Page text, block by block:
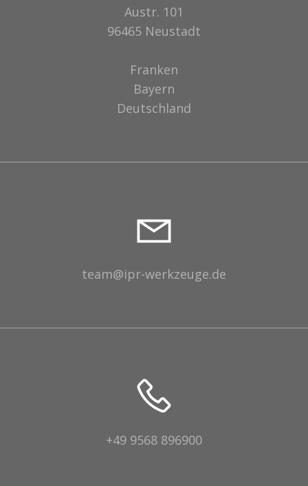
Austr. 101
96465 Neustadt
Franken
Bayern
Deutschland
team@ipr-werkzeuge.de
+49 9568 896900